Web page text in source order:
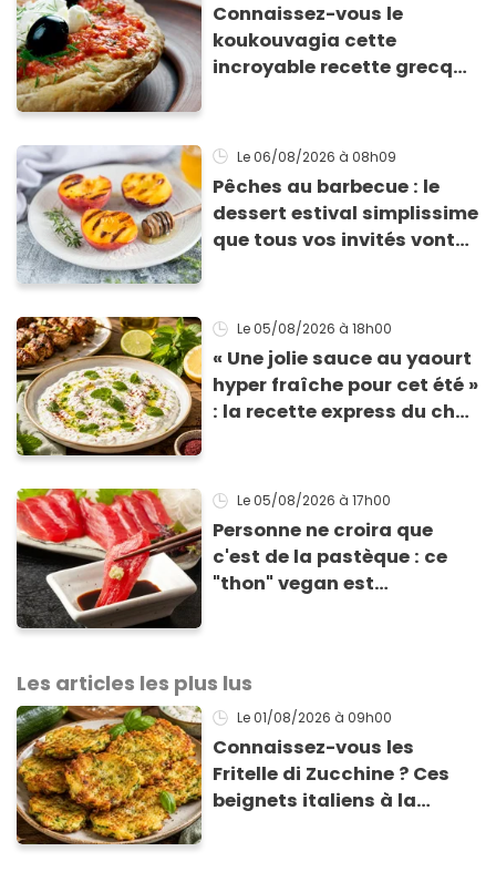
Connaissez-vous le
koukouvagia cette
incroyable recette grecque
Le 06/08/2026 à 08h09
Pêches au barbecue : le
dessert estival simplissime
que tous vos invités vont
Le 05/08/2026 à 18h00
« Une jolie sauce au yaourt
hyper fraîche pour cet été »
: la recette express du chef
grillades
Le 05/08/2026 à 17h00
Personne ne croira que
c'est de la pastèque : ce
"thon" vegan est
Les articles les plus lus
Le 01/08/2026 à 09h00
Connaissez-vous les
Fritelle di Zucchine ? Ces
beignets italiens à la